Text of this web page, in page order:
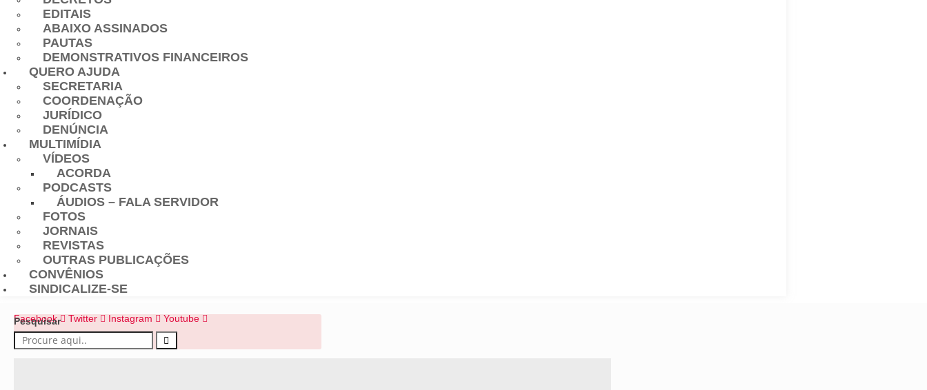
EDITAIS
ABAIXO ASSINADOS
PAUTAS
DEMONSTRATIVOS FINANCEIROS
QUERO AJUDA
SECRETARIA
COORDENAÇÃO
JURÍDICO
DENÚNCIA
MULTIMÍDIA
VÍDEOS
ACORDA
PODCASTS
ÁUDIOS – FALA SERVIDOR
FOTOS
JORNAIS
REVISTAS
OUTRAS PUBLICAÇÕES
CONVÊNIOS
SINDICALIZE-SE
Facebook Twitter Instagram Youtube
Pesquisar